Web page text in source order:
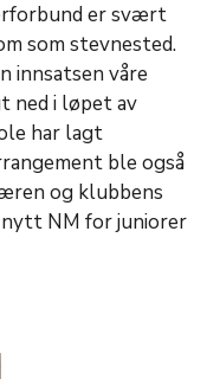
er svært
som stevnested.
innsatsen våre
ned i løpet av
har lagt
ble også
og klubbens
NM for juniorer